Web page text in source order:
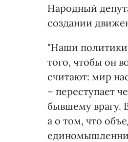
Народный
создании
"Наши
того, чтобы он
считают: мир
– переступает
бывшему врагу.
а о том, что